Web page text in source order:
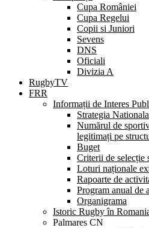
Cupa României
Cupa Regelui
Copii si Juniori
Sevens
DNS
Oficiali
Divizia A
RugbyTV
FRR
Informații de Interes
Strategia
Numărul de
legitimați pe
Buget
Criterii de selecție
Loturi naționale
Rapoarte de
Program anual de
Organigrama
Istoric Rugby în
Palmares CN